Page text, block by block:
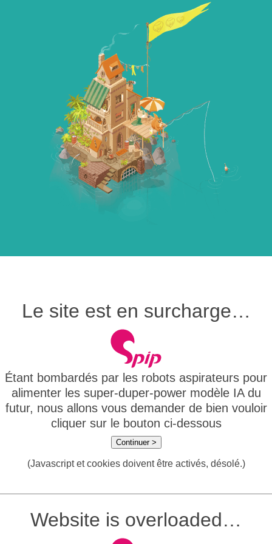
Le site est en surcharge…
Étant bombardés par les robots aspirateurs pour
alimenter les super-duper-power modèle IA du
futur, nous allons vous demander de bien vouloir
cliquer sur le bouton ci-dessous
Continuer >
(Javascript et cookies doivent être activés, désolé.)
Website is overloaded…